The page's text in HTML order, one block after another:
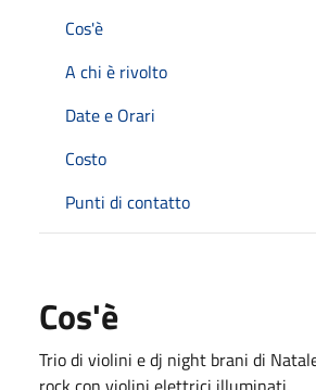
Cos'è
A chi è rivolto
Date e Orari
Costo
Punti di contatto
Cos'è
Trio di violini e dj night brani di